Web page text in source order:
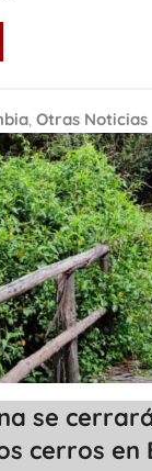
, Otras Noticias
se
cerros en